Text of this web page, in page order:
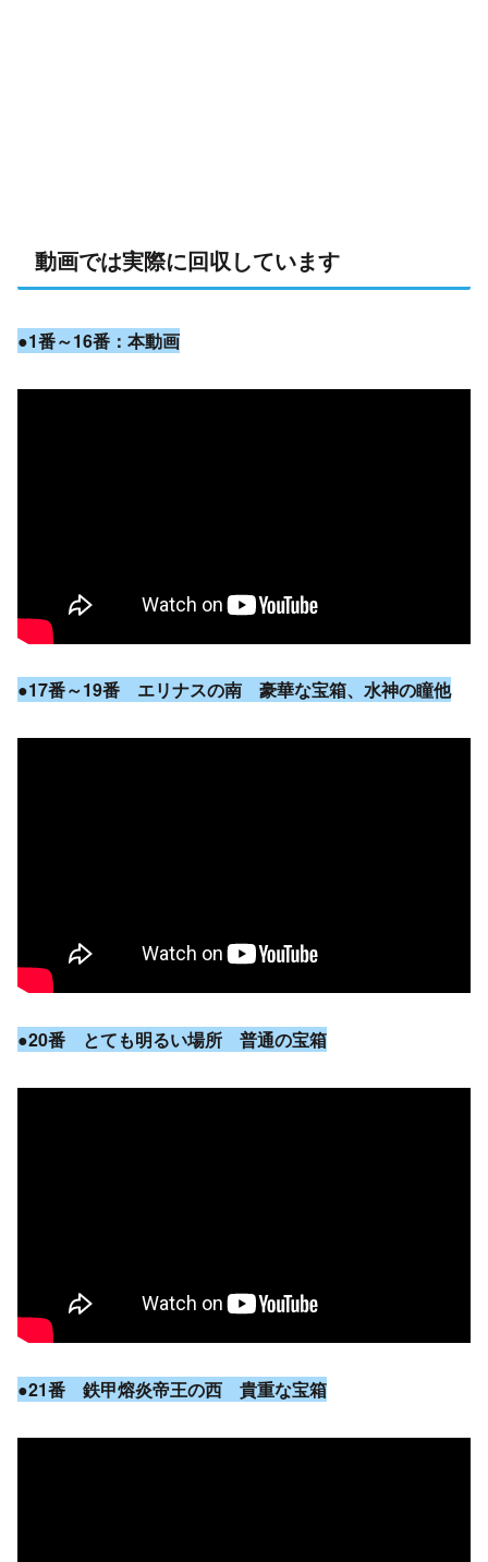
動画では実際に回収しています
●1番～16番：本動画
●17番～19番 エリナスの南 豪華な宝箱、水神の瞳他
●20番 とても明るい場所 普通の宝箱
●21番 鉄甲熔炎帝王の西 貴重な宝箱